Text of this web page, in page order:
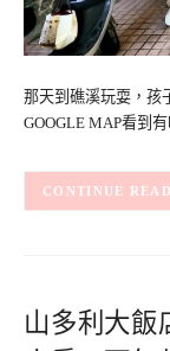
那天到礁溪玩耍，孩
GOOGLE MAP看到
CONTINUE
山多利大飯